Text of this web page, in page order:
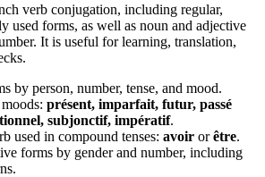
verb conjugation, including regular,
used forms, as well as noun and adjective
It is useful for learning, translation,
by person, number, tense, and mood.
présent, imparfait, futur, passé
subjonctif, impératif.
used in compound tenses: avoir orêtre.
forms by gender and number, including